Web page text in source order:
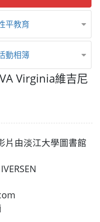
平教育
動相簿
Virginia維吉尼
片由淡江大學圖書館
IVERSEN
文摘